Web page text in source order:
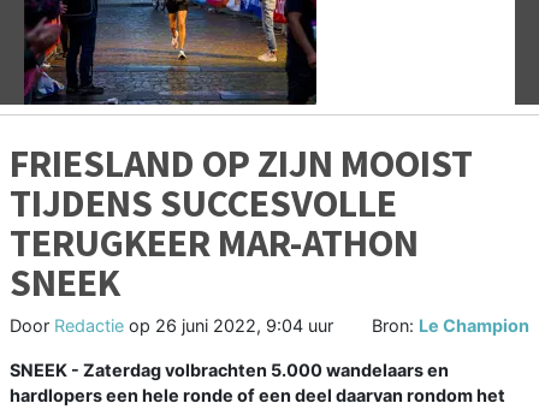
Vorige
FRIESLAND OP ZIJN MOOIST
TIJDENS SUCCESVOLLE
TERUGKEER MAR-ATHON
SNEEK
Door Redactie op 26 juni 2022, 9:04 uur Bron: Le Champion
SNEEK - Zaterdag volbrachten 5.000 wandelaars en
hardlopers een hele ronde of een deel daarvan rondom het